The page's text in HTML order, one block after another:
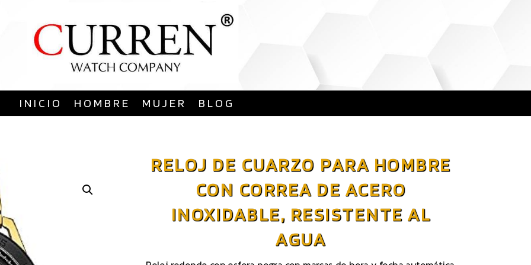
al
contenido
INICIO HOMBRE MUJER BLOG
RELOJ DE CUARZO PARA HOMBRE
CON CORREA DE ACERO
INOXIDABLE, RESISTENTE AL
AGUA